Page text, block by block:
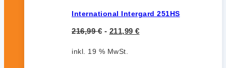
International Intergard 251HS
216,99€ - 211,99 €
inkl. 19 % MwSt.